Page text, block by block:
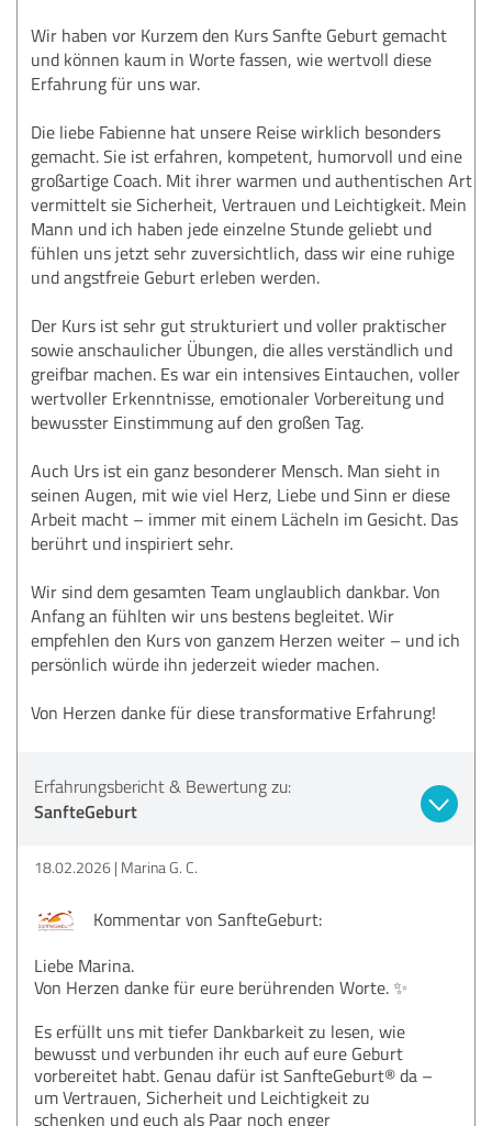
Wir haben vor Kurzem den Kurs Sanfte Geburt gemacht
und können kaum in Worte fassen, wie wertvoll diese
Erfahrung für uns war.
Die liebe Fabienne hat unsere Reise wirklich besonders
gemacht. Sie ist erfahren, kompetent, humorvoll und eine
großartige Coach. Mit ihrer warmen und authentischen Art
vermittelt sie Sicherheit, Vertrauen und Leichtigkeit. Mein
Mann und ich haben jede einzelne Stunde geliebt und
fühlen uns jetzt sehr zuversichtlich, dass wir eine ruhige
und angstfreie Geburt erleben werden.
Der Kurs ist sehr gut strukturiert und voller praktischer
sowie anschaulicher Übungen, die alles verständlich und
greifbar machen. Es war ein intensives Eintauchen, voller
wertvoller Erkenntnisse, emotionaler Vorbereitung und
bewusster Einstimmung auf den großen Tag.
Auch Urs ist ein ganz besonderer Mensch. Man sieht in
seinen Augen, mit wie viel Herz, Liebe und Sinn er diese
Arbeit macht – immer mit einem Lächeln im Gesicht. Das
berührt und inspiriert sehr.
Wir sind dem gesamten Team unglaublich dankbar. Von
Anfang an fühlten wir uns bestens begleitet. Wir
empfehlen den Kurs von ganzem Herzen weiter – und ich
persönlich würde ihn jederzeit wieder machen.
Von Herzen danke für diese transformative Erfahrung!
Erfahrungsbericht & Bewertung zu:
SanfteGeburt
18.02.2026 Marina G. C.
Kommentar von SanfteGeburt:
Liebe Marina.
Von Herzen danke für eure berührenden Worte. ✨
Es erfüllt uns mit tiefer Dankbarkeit zu lesen, wie
bewusst und verbunden ihr euch auf eure Geburt
vorbereitet habt. Genau dafür ist SanfteGeburt® da –
um Vertrauen, Sicherheit und Leichtigkeit zu
schenken und euch als Paar noch enger